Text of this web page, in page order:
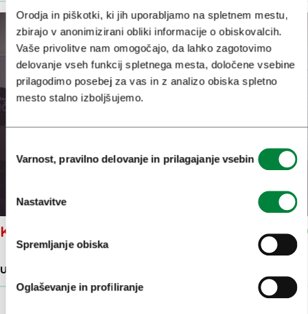
Orodja in piškotki, ki jih uporabljamo na spletnem mestu,
zbirajo v anonimizirani obliki informacije o obiskovalcih.
Vaše privolitve nam omogočajo, da lahko zagotovimo
delovanje vseh funkcij spletnega mesta, določene vsebine
prilagodimo posebej za vas in z analizo obiska spletno
mesto stalno izboljšujemo.
soglasja
Varnost, pravilno delovanje in prilagajanje vsebin
Nastavitve
Spremljanje obiska
Oglaševanje in profiliranje
KNJIŽNICA REČI
USTVARJALNO SREDIŠČE